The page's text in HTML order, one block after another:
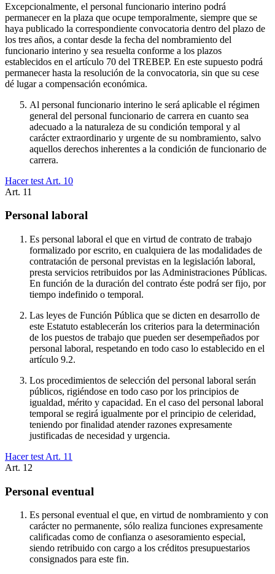
Excepcionalmente, el personal funcionario interino podrá
permanecer en la plaza que ocupe temporalmente, siempre que se
haya publicado la correspondiente convocatoria dentro del plazo de
los tres años, a contar desde la fecha del nombramiento del
funcionario interino y sea resuelta conforme a los plazos
establecidos en el artículo 70 del TREBEP. En este supuesto podrá
permanecer hasta la resolución de la convocatoria, sin que su cese
dé lugar a compensación económica.
Al personal funcionario interino le será aplicable el régimen
general del personal funcionario de carrera en cuanto sea
adecuado a la naturaleza de su condición temporal y al
carácter extraordinario y urgente de su nombramiento, salvo
aquellos derechos inherentes a la condición de funcionario de
carrera.
Hacer test Art. 10
Art. 11
Personal laboral
Es personal laboral el que en virtud de contrato de trabajo
formalizado por escrito, en cualquiera de las modalidades de
contratación de personal previstas en la legislación laboral,
presta servicios retribuidos por las Administraciones Públicas.
En función de la duración del contrato éste podrá ser fijo, por
tiempo indefinido o temporal.
Las leyes de Función Pública que se dicten en desarrollo de
este Estatuto establecerán los criterios para la determinación
de los puestos de trabajo que pueden ser desempeñados por
personal laboral, respetando en todo caso lo establecido en el
artículo 9.2.
Los procedimientos de selección del personal laboral serán
públicos, rigiéndose en todo caso por los principios de
igualdad, mérito y capacidad. En el caso del personal laboral
temporal se regirá igualmente por el principio de celeridad,
teniendo por finalidad atender razones expresamente
justificadas de necesidad y urgencia.
Hacer test Art. 11
Art. 12
Personal eventual
Es personal eventual el que, en virtud de nombramiento y con
carácter no permanente, sólo realiza funciones expresamente
calificadas como de confianza o asesoramiento especial,
siendo retribuido con cargo a los créditos presupuestarios
consignados para este fin.